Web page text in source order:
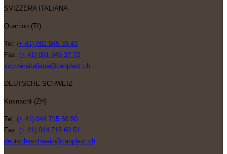
SVIZZERA ITALIANA
Quartino (TI)
Tel: (+ 41) 091 945 33 43
Fax: (+ 41) 091 945 37 72
svizzeraitaliana@canplast.ch
DEUTSCHE SCHWEIZ
Küsnacht (ZH)
Tel: (+ 41) 044 715 60 50
Fax: (+ 41) 044 715 60 51
deutscheschweiz@canplast.ch